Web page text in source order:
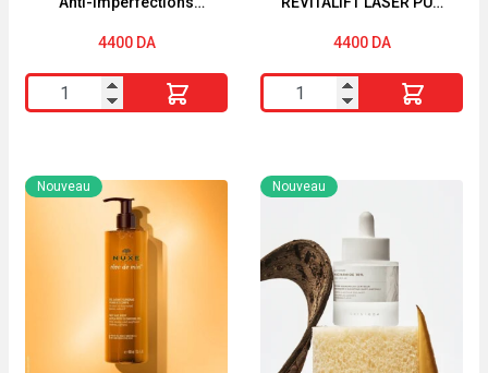
4400 DA
quantité
de
Actipur
3en1
Imperfections
Intensif
30ML
4400 DA
quantité
de
PARIS
REVITALIFT
LASER
PUR
RÉTINOL
SÉRUM
NUIT
Nouveau Nouveau